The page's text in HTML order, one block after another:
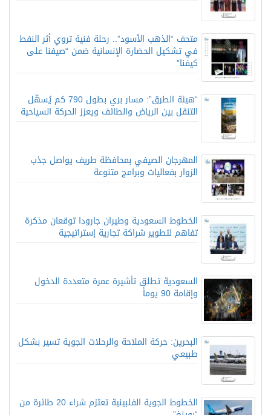
متحف “الذهب الأسود”.. رحلة فنية تروي أثر النفط
في تشكيل الحضارة الإنسانية ضمن “صيفنا على
كيفنا”
“هيئة الطرق”: مسار بري بطول 790 كم يُسهّل
التنقل بين الرياض والطائف ويعزز الحركة السياحية
المهرجان الصيفي بمحافظة طريف يواصل جذب
الزوار بفعاليات وبرامج متنوعة
الخطوط السعودية وطيران جارودا توقعان مذكرة
تفاهم لتطوير شراكة تجارية إستراتيجية
السعودية تطلق تأشيرة عمرة متعددة الدخول
وإقامة 90 يوماً
البحرين: حركة الملاحة والرحلات الجوية تسير بشكل
طبيعي
الخطوط الجوية الفلبينية تعتزم شراء 20 طائرة من